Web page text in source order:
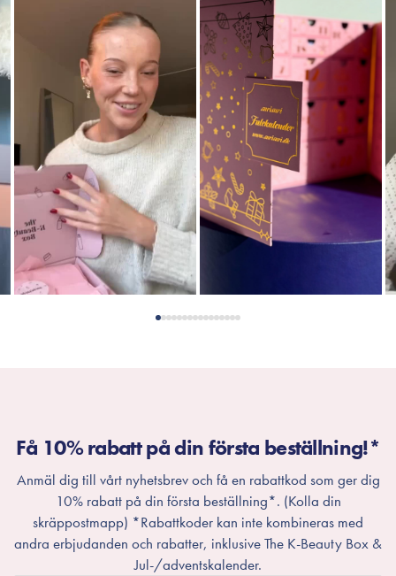
Få 10% rabatt på din första beställning!*
Anmäl dig till vårt nyhetsbrev och få en rabattkod som ger dig
10% rabatt på din första beställning*. (Kolla din
skräppostmapp) *Rabattkoder kan inte kombineras med
andra erbjudanden och rabatter, inklusive The K-Beauty Box &
Jul-/adventskalender.